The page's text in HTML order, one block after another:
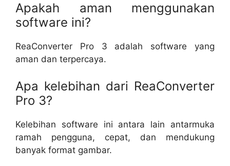
Apakah aman menggunakan
software ini?
ReaConverter Pro 3 adalah software yang
aman dan terpercaya.
Apa kelebihan dari ReaConverter
Pro 3?
Kelebihan software ini antara lain antarmuka
ramah pengguna, cepat, dan mendukung
banyak format gambar.